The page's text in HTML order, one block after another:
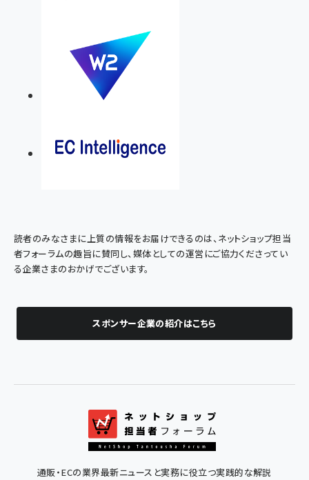
読者のみなさまに上質の情報をお届けできるのは、ネットショップ担当
者フォーラムの趣旨に賛同し、媒体としての運営にご協力くださってい
る企業さまのおかげでございます。
スポンサー企業の紹介はこちら
通販・ECの業界最新ニュースと実務に役立つ実践的な解説